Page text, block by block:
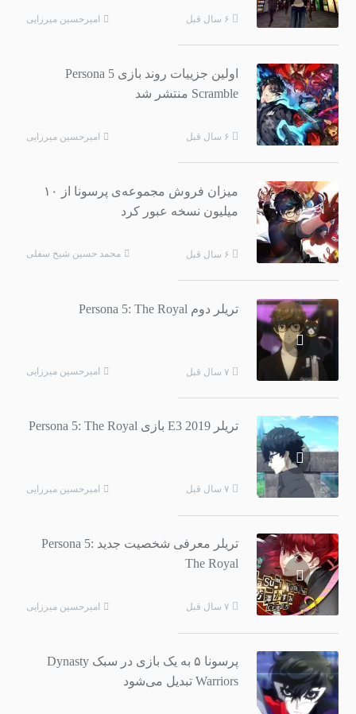
۶ سال قبل امیرحسین میرزایی
اولین جزییات روند بازی Persona 5
Scramble منتشر شد
۶ سال قبل امیرحسین میرزایی
میزان فروش مجموعه‌ی پرسونا از ۱۰
میلیون نسخه عبور کرد
۶ سال قبل محمد حسین شیخ سفلی
تریلر دوم Persona 5: The Royal
۷ سال قبل امیرحسین میرزایی
تریلر E3 2019 بازی Persona 5: The Royal
۷ سال قبل امیرحسین میرزایی
تریلر معرفی شخصیت جدید Persona 5:
The Royal
۷ سال قبل امیرحسین میرزایی
پرسونا ۵ به یک بازی در سبک Dynasty
Warriors تبدیل می‌شود